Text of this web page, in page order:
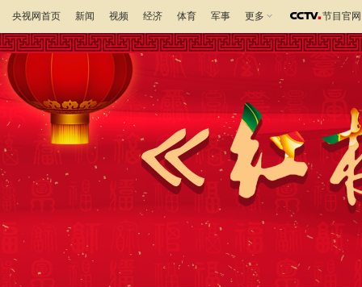
央视网首页 新闻 视频 经济 体育 军事 更多 节目官网